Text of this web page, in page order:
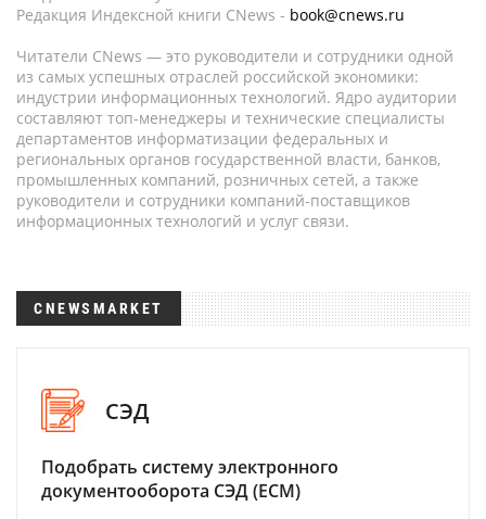
Редакция Индексной книги CNews - book@cnews.ru
Читатели CNews — это руководители и сотрудники одной
из самых успешных отраслей российской экономики:
индустрии информационных технологий. Ядро аудитории
составляют топ-менеджеры и технические специалисты
департаментов информатизации федеральных и
региональных органов государственной власти, банков,
промышленных компаний, розничных сетей, а также
руководители и сотрудники компаний-поставщиков
информационных технологий и услуг связи.
CNEWSMARKET
СЭД
Подобрать систему электронного
документооборота СЭД (ECM)